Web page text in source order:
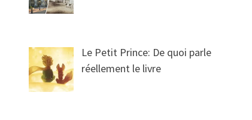
Le Petit Prince: De quoi parle
réellement le livre